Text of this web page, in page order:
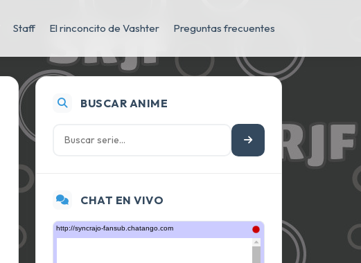
Staff El rinconcito de Vashter Preguntas frecuentes
BUSCAR ANIME
CHAT EN VIVO